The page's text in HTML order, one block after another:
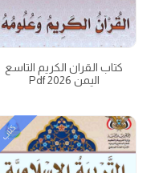
كتاب القران الكريم التاسع
اليمن 2026 Pdf
كتاب